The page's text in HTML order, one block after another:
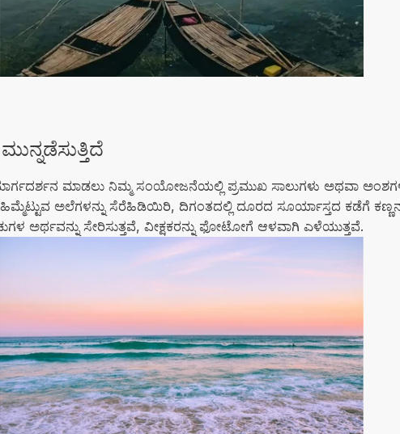
ಮಾಡಲು ನಿಮ್ಮ ಸಂಯೋಜನೆಯಲ್ಲಿ ಪ್ರಮುಖ ಸಾಲುಗಳು ಅಥವಾ
ಹಿಮ್ಮೆಟ್ಟುವ ಅಲೆಗಳನ್ನು ಸೆರೆಹಿಡಿಯಿರಿ, ದಿಗಂತದಲ್ಲಿ ದೂರದ ಸೂರ್ಯಾಸ್ತದ ಕಡೆಗೆ
ಅರ್ಥವನ್ನು ಸೇರಿಸುತ್ತವೆ, ವೀಕ್ಷಕರನ್ನು ಫೋಟೋಗೆ ಆಳವಾಗಿ ಎಳೆಯುತ್ತವೆ.